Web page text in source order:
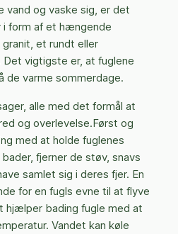
vand og vaske sig, er det
form af et hængende
et rundt eller
vigtigste er, at fuglene
de varme sommerdage.
alle med det formål at
og overlevelse.Først og
med at holde fuglenes
fjerner de støv, snavs
samlet sig i deres fjer. En
for en fugls evne til at flyve
hjælper bading fugle med at
Vandet kan køle